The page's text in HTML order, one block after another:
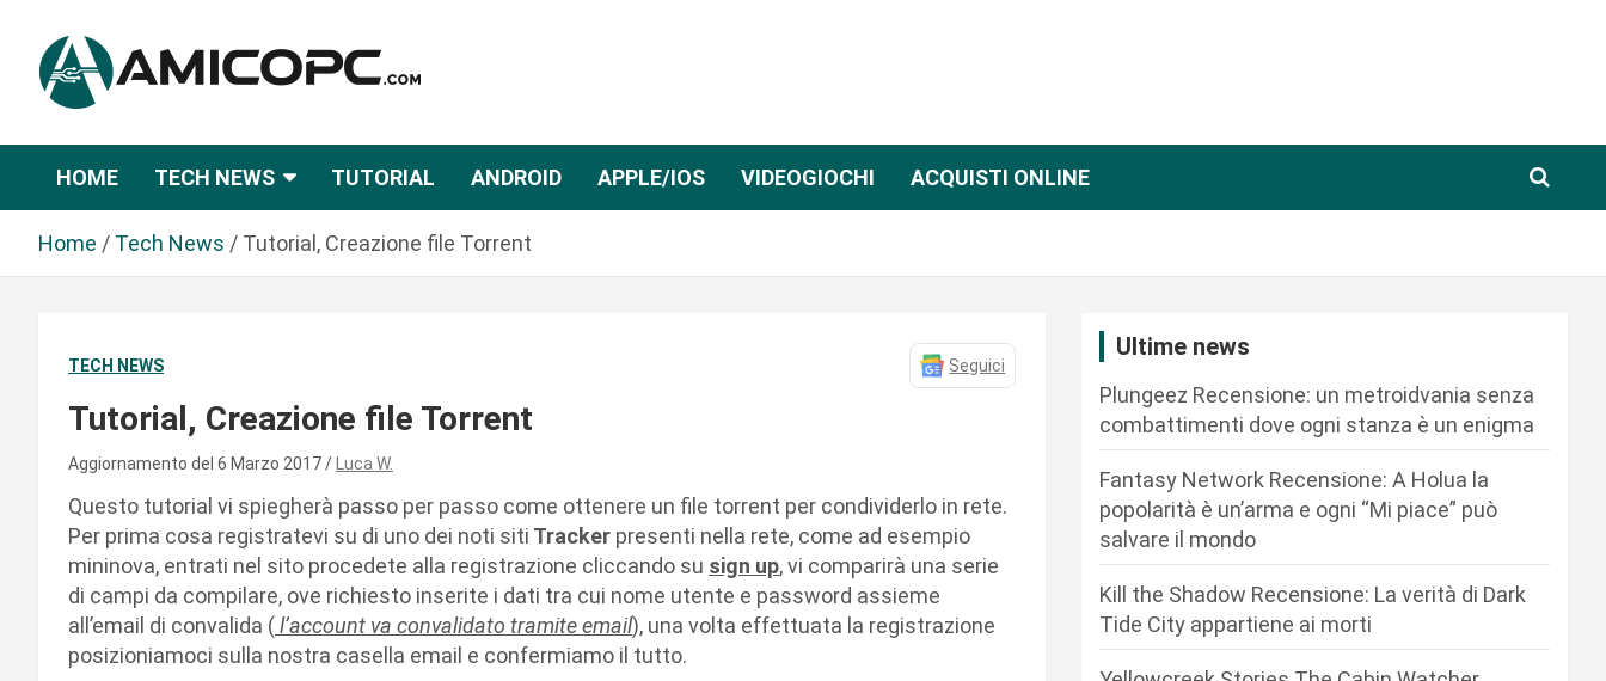
n
Amicopc.com
HOME TECH NEWS TUTORIAL ANDROID APPLE/IOS VIDEOGIOCHI ACQUISTI ONLINE
Home Tech News Tutorial, Creazione file Torrent
TECH NEWS Seguici
Tutorial, Creazione file Torrent
Aggiornamento del 6 Marzo 2017 Luca W.
Questo tutorial vi spiegherà passo per passo come ottenere un file torrent per condividerlo in rete.
Per prima cosa registratevi su di uno dei noti siti Tracker presenti nella rete, come ad esempio
mininova, entrati nel sito procedete alla registrazione cliccando su sign up, vi comparirà una serie
di campi da compilare, ove richiesto inserite i dati tra cui nome utente e password assieme
all’email di convalida (l’account va convalidato tramite email), una volta effettuata la registrazione
posizioniamoci sulla nostra casella email e confermiamo il tutto.
Ultime news
Plungeez Recensione: un metroidvania senza
combattimenti dove ogni stanza è un enigma
Fantasy Network Recensione: A Holua la
popolarità è un’arma e ogni “Mi piace” può
salvare il mondo
Kill the Shadow Recensione: La verità di Dark
Tide City appartiene ai morti